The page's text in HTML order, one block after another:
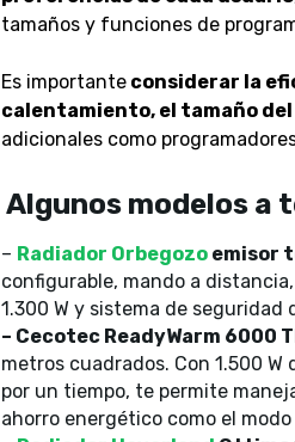
tamaños y funciones de
Es importanteconsiderar la
calentamiento, el tamaño
adicionales como
Algunos modelos a
– Radiador Orbegozoemisor
configurable, mando a
1.300 W y sistema de seguridad
– Cecotec ReadyWarm 6000
metros cuadrados. Con 1.500
por un tiempo, te permite
ahorro energético como el